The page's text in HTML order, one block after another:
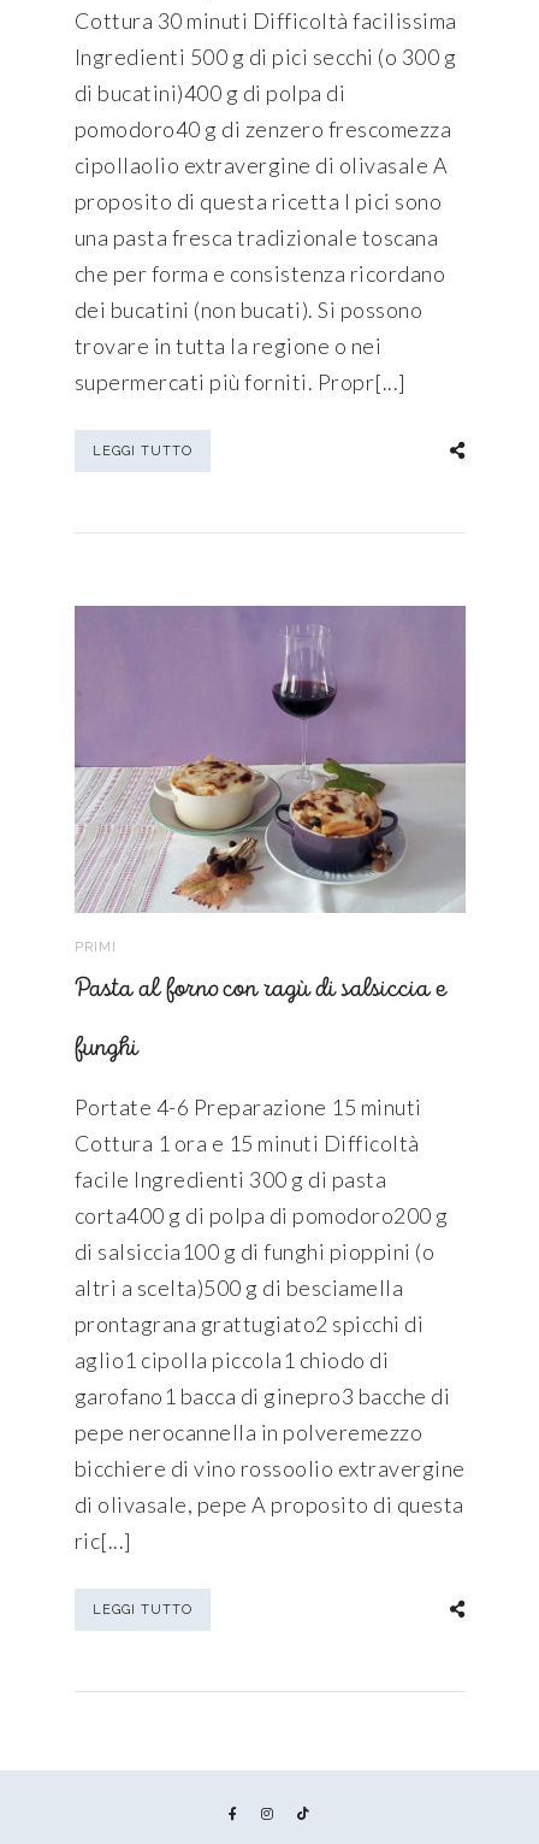
Cottura 30 minuti Difficoltà facilissima
Ingredienti 500 g di pici secchi (o 300 g
di bucatini)400 g di polpa di
pomodoro40 g di zenzero frescomezza
cipollaolio extravergine di olivasale A
proposito di questa ricetta I pici sono
una pasta fresca tradizionale toscana
che per forma e consistenza ricordano
dei bucatini (non bucati). Si possono
trovare in tutta la regione o nei
supermercati più forniti. Propr[...]
LEGGI TUTTO
PRIMI
Pasta al forno con ragù di salsiccia e
funghi
Portate 4-6 Preparazione 15 minuti
Cottura 1 ora e 15 minuti Difficoltà
facile Ingredienti 300 g di pasta
corta400 g di polpa di pomodoro200 g
di salsiccia100 g di funghi pioppini (o
altri a scelta)500 g di besciamella
prontagrana grattugiato2 spicchi di
aglio1 cipolla piccola1 chiodo di
garofano1 bacca di ginepro3 bacche di
pepe nerocannella in polveremezzo
bicchiere di vino rossoolio extravergine
di olivasale, pepe A proposito di questa
ric[...]
LEGGI TUTTO